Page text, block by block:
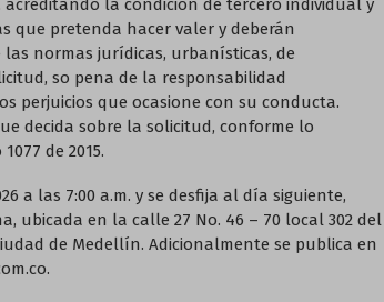
la condición de tercero individual y
que pretenda hacer valer y deberán
normas jurídicas, urbanísticas, de
so pena de la responsabilidad
perjuicios que ocasione con su conducta.
decida sobre la solicitud, conforme lo
de 2015.
a las 7:00 a.m. y se desfija al día siguiente,
ubicada en la calle 27 No. 46 – 70 local 302 del
de Medellín. Adicionalmente se publica en